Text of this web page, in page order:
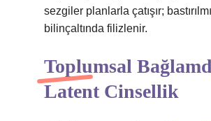
sezgiler planlarla çatışır;
bilinçaltında filizlenir.
Toplumsal
Latent Cinsellik